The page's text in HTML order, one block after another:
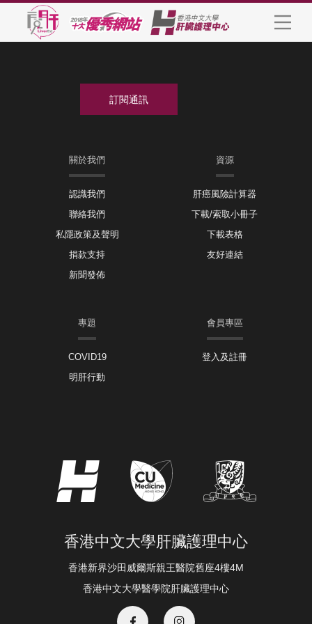
關於我們
認識我們
聯絡我們
私隱政策及聲明
捐款支持
新聞發佈
資源
肝癌風險計算器
下載/索取小冊子
下載表格
友好連結
專題
COVID19
明肝行動
會員專區
登入及註冊
香港中文大學肝臟護理中心
香港新界沙田威爾斯親王醫院舊座4樓4M
香港中文大學醫學院肝臟護理中心